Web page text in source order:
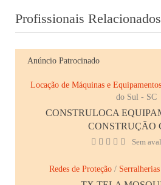
Profissionais Relacionados
Anúncio Patrocinado
Locação de Máquinas e Equipamentos
do Sul - SC
CONSTRULOCA
CONSTRUÇÃO
Sem
Redes de Proteção / Serralherias